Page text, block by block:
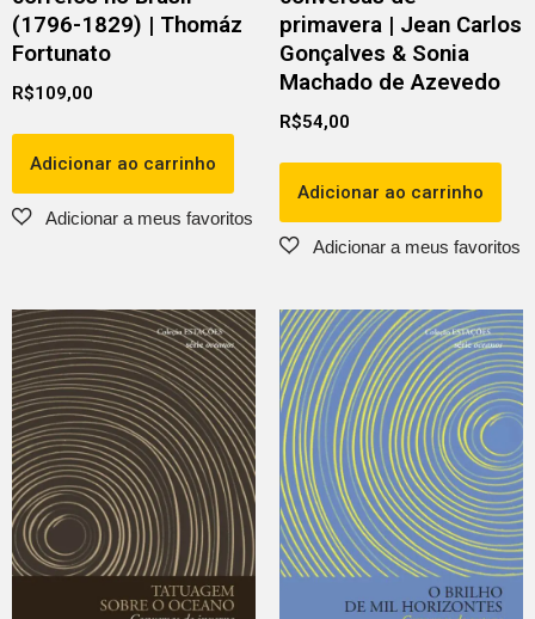
(1796-1829) | Thomáz
Fortunato
R$109,00
Adicionar ao carrinho
primavera | Jean Carlos
Gonçalves & Sonia
Machado de Azevedo
R$54,00
Adicionar ao carrinho